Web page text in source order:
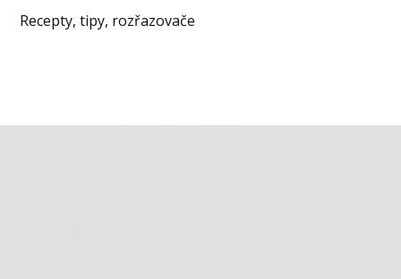
Recepty, tipy, rozřazovače